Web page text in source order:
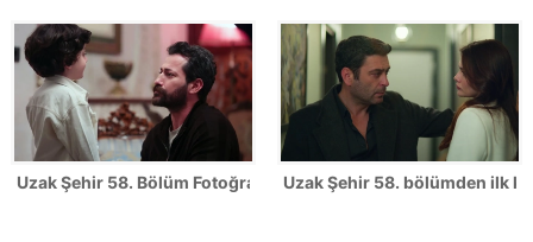
Uzak Şehir 58. Bölüm FotoğraflarıUzak Şehir 58. bölümden ilk